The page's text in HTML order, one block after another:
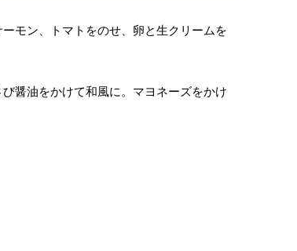
モン、トマトをのせ、卵と生クリームを
醤油をかけて和風に。マヨネーズをかけ